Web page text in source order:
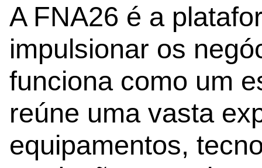
A FNA26 é a
impulsionar os
funciona como um
reúne uma vasta
equipamentos,